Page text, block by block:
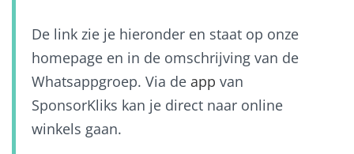
De link zie je hieronder en staat op onze
homepage en in de omschrijving van de
Whatsappgroep. Via de app van
SponsorKliks kan je direct naar online
winkels gaan.